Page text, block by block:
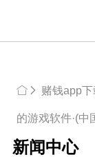
赌钱app
的游戏软件·(中
新闻中心